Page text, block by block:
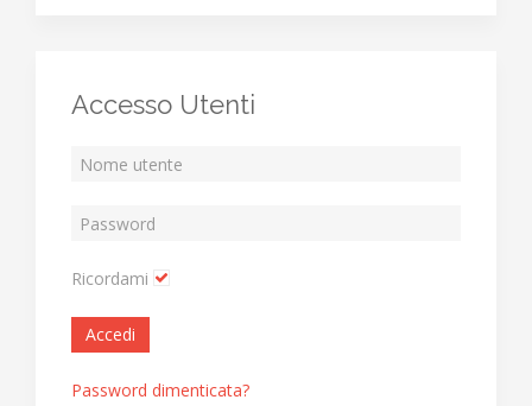
Accesso Utenti
Ricordami
Accedi
Password dimenticata?